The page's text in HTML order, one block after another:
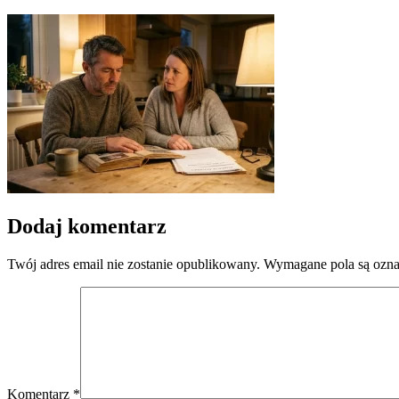
Dodaj komentarz
Twój adres email nie zostanie opublikowany. Wymagane pola są
Komentarz *